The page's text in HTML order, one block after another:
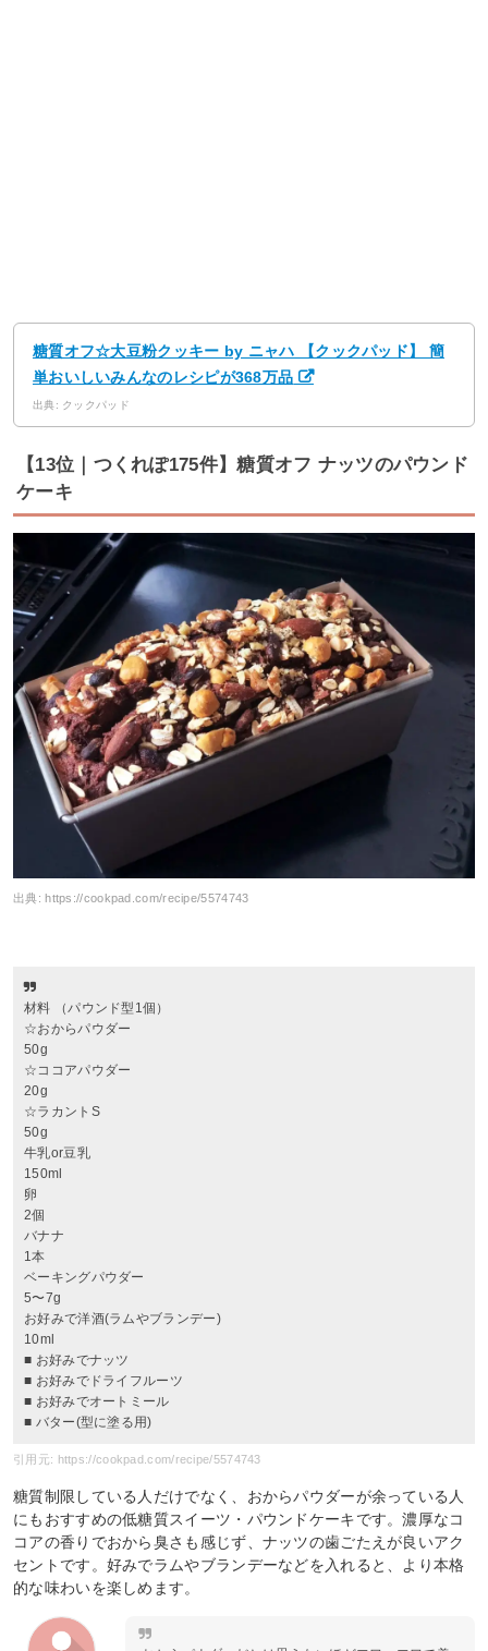
糖質オフ☆大豆粉クッキー by ニャハ 【クックパッド】 簡
単おいしいみんなのレシピが368万品
出典: クックパッド
【13位｜つくれぽ175件】糖質オフ ナッツのパウンド
ケーキ
出典: https://cookpad.com/recipe/5574743
材料 （パウンド型1個）
☆おからパウダー
50g
☆ココアパウダー
20g
☆ラカントS
50g
牛乳or豆乳
150ml
卵
2個
バナナ
1本
ベーキングパウダー
5〜7g
お好みで洋酒(ラムやブランデー)
10ml
■ お好みでナッツ
■ お好みでドライフルーツ
■ お好みでオートミール
■ バター(型に塗る用)
引用元: https://cookpad.com/recipe/5574743
糖質制限している人だけでなく、おからパウダーが余っている人
にもおすすめの低糖質スイーツ・パウンドケーキです。濃厚なコ
コアの香りでおから臭さも感じず、ナッツの歯ごたえが良いアク
セントです。好みでラムやブランデーなどを入れると、より本格
的な味わいを楽しめます。